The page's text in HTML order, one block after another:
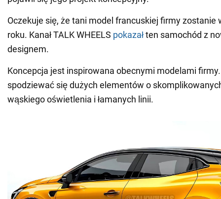
Oczekuje się, że tani model francuskiej firmy zostanie
roku. Kanał TALK WHEELS pokazałten samochód z
designem.
Koncepcja jest inspirowana obecnymi modelami
spodziewać się dużych elementów o
wąskiego oświetlenia i łamanych linii.